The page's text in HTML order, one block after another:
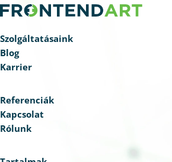
Szolgáltatásaink
Blog
Karrier
Referenciák
Kapcsolat
Rólunk